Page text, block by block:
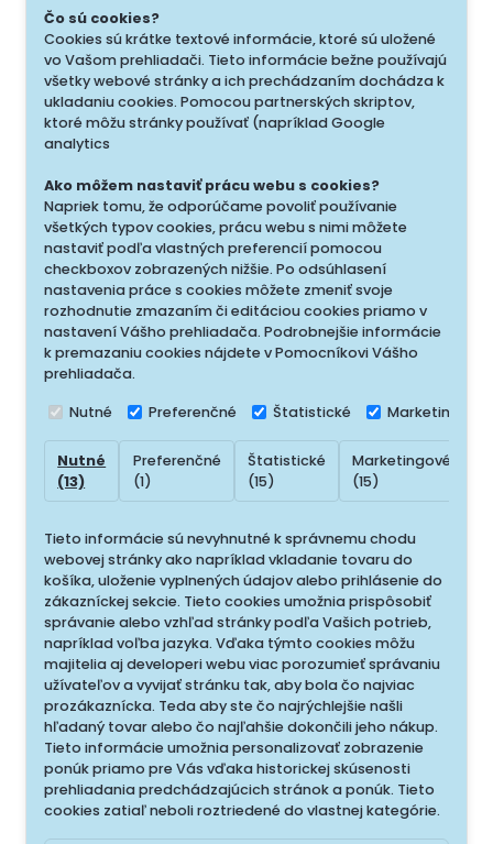
Čo sú cookies?
Cookies sú krátke textové informácie, ktoré sú uložené
vo Vašom prehliadači. Tieto informácie bežne používajú
všetky webové stránky a ich prechádzaním dochádza k
ukladaniu cookies. Pomocou partnerských skriptov,
ktoré môžu stránky používať (napríklad Google
analytics
Ako môžem nastaviť prácu webu s cookies?
Napriek tomu, že odporúčame povoliť používanie
všetkých typov cookies, prácu webu s nimi môžete
nastaviť podľa vlastných preferencií pomocou
checkboxov zobrazených nižšie. Po odsúhlasení
nastavenia práce s cookies môžete zmeniť svoje
rozhodnutie zmazaním či editáciou cookies priamo v
nastavení Vášho prehliadača. Podrobnejšie informácie
k premazaniu cookies nájdete v Pomocníkovi Vášho
prehliadača.
Nutné Preferenčné Štatistické Marketingové
Nutné
(13)
Preferenčné
(1)
Štatistické
(15)
Marketingové
(15)
Tieto informácie sú nevyhnutné k správnemu chodu
webovej stránky ako napríklad vkladanie tovaru do
košíka, uloženie vyplnených údajov alebo prihlásenie do
zákazníckej sekcie. Tieto cookies umožnia prispôsobiť
správanie alebo vzhľad stránky podľa Vašich potrieb,
napríklad voľba jazyka. Vďaka týmto cookies môžu
majitelia aj developeri webu viac porozumieť správaniu
užívateľov a vyvijať stránku tak, aby bola čo najviac
prozákaznícka. Teda aby ste čo najrýchlejšie našli
hľadaný tovar alebo čo najľahšie dokončili jeho nákup.
Tieto informácie umožnia personalizovať zobrazenie
ponúk priamo pre Vás vďaka historickej skúsenosti
prehliadania predchádzajúcich stránok a ponúk. Tieto
cookies zatiaľ neboli roztriedené do vlastnej kategórie.